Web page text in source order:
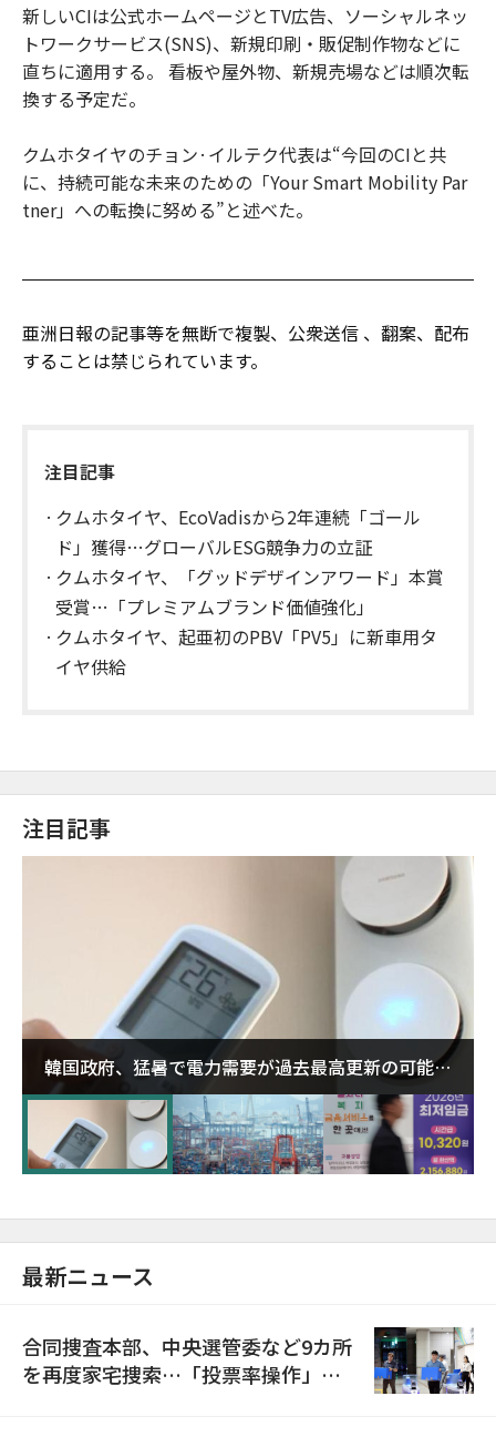
新しいCIは公式ホームページとTV広告、ソーシャルネッ
トワークサービス(SNS)、新規印刷・販促制作物などに
直ちに適用する。 看板や屋外物、新規売場などは順次転
換する予定だ。
クムホタイヤのチョン·イルテク代表は“今回のCIと共
に、持続可能な未来のための「Your Smart Mobility Par
tner」への転換に努める”と述べた。
亜洲日報の記事等を無断で複製、公衆送信 、翻案、配布
することは禁じられています。
注目記事
クムホタイヤ、EcoVadisから2年連続「ゴール
ド」獲得…グローバルESG競争力の立証
クムホタイヤ、「グッドデザインアワード」本賞
受賞…「プレミアムブランド価値強化」
クムホタイヤ、起亜初のPBV「PV5」に新車用タ
イヤ供給
注目記事
韓国政府、猛暑で電力需要が過去最高更新の可能性
に需給対応体制を点検
最新ニュース
合同捜査本部、中央選管委など9カ所
を再度家宅捜索…「投票率操作」の